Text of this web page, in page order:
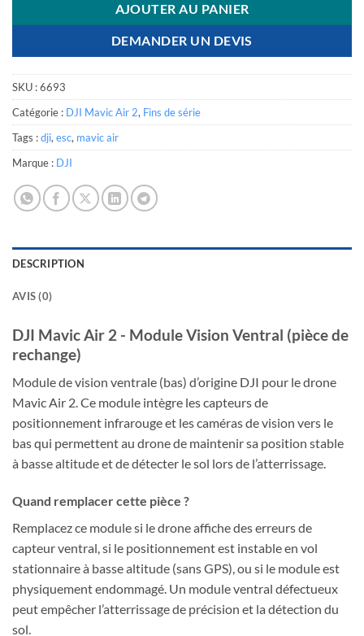
AJOUTER AU PANIER
DEMANDER UN DEVIS
SKU :6693
Catégorie : DJI Mavic Air 2, Fins de série
Tags :dji, esc, mavic air
Marque : DJI
DESCRIPTION
AVIS (0)
DJI Mavic Air 2 - Module Vision Ventral (pièce de
rechange)
Module de vision ventrale (bas) d’origine DJI pour le drone
Mavic Air 2. Ce module intègre les capteurs de
positionnement infrarouge et les caméras de vision vers le
bas qui permettent au drone de maintenir sa position stable
à basse altitude et de détecter le sol lors de l’atterrissage.
Quand remplacer cette pièce ?
Remplacez ce module si le drone affiche des erreurs de
capteur ventral, si le positionnement est instable en vol
stationnaire à basse altitude (sans GPS), ou si le module est
physiquement endommagé. Un module ventral défectueux
peut empêcher l’atterrissage de précision et la détection du
sol.